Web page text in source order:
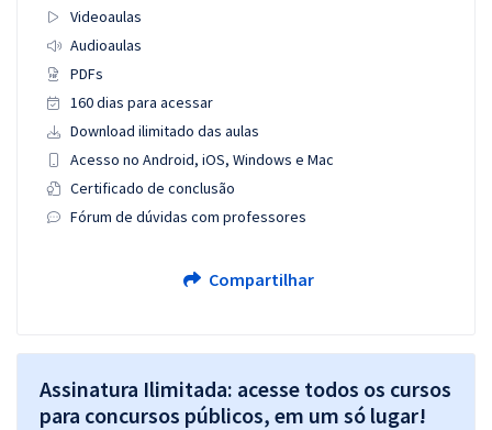
Videoaulas
Audioaulas
PDFs
160 dias para acessar
Download ilimitado das aulas
Acesso no Android, iOS, Windows e Mac
Certificado de conclusão
Fórum de dúvidas com professores
Compartilhar
Assinatura Ilimitada: acesse todos os cursos
para concursos públicos, em um só lugar!